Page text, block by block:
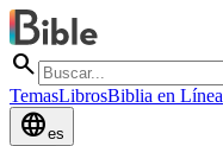
search
TemasLibrosBiblia en Línea
languagees